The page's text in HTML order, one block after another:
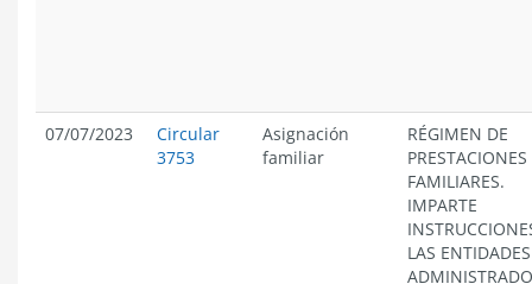
07/07/2023
Circular
3753
Asignación
familiar
RÉGIMEN DE
PRESTACIONES
FAMILIARES.
IMPARTE
LAS ENTIDADES